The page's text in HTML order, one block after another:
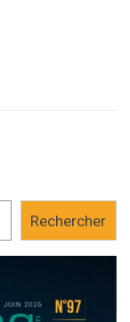
Rechercher